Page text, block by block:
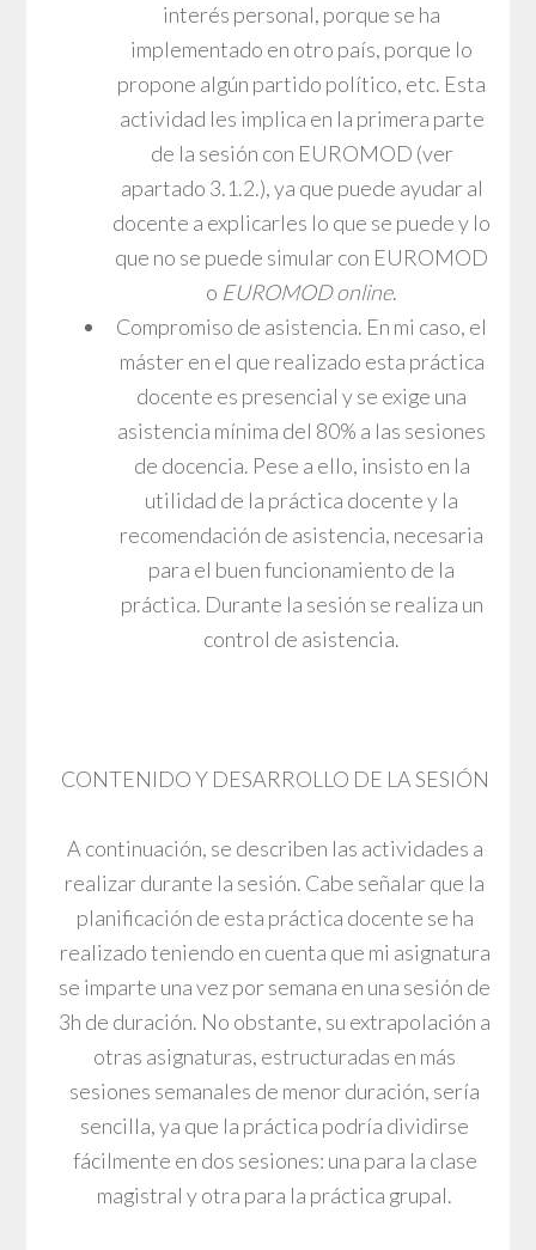
interés personal, porque se ha
implementado en otro país, porque lo
propone algún partido político, etc. Esta
actividad les implica en la primera parte
de la sesión con EUROMOD (ver
apartado 3.1.2.), ya que puede ayudar al
docente a explicarles lo que se puede y lo
que no se puede simular con EUROMOD
o EUROMOD online.
Compromiso de asistencia. En mi caso, el
máster en el que realizado esta práctica
docente es presencial y se exige una
asistencia mínima del 80% a las sesiones
de docencia. Pese a ello, insisto en la
utilidad de la práctica docente y la
recomendación de asistencia, necesaria
para el buen funcionamiento de la
práctica. Durante la sesión se realiza un
control de asistencia.
CONTENIDO Y DESARROLLO DE LA SESIÓN
A continuación, se describen las actividades a
realizar durante la sesión. Cabe señalar que la
planificación de esta práctica docente se ha
realizado teniendo en cuenta que mi asignatura
se imparte una vez por semana en una sesión de
3h de duración. No obstante, su extrapolación a
otras asignaturas, estructuradas en más
sesiones semanales de menor duración, sería
sencilla, ya que la práctica podría dividirse
fácilmente en dos sesiones: una para la clase
magistral y otra para la práctica grupal.